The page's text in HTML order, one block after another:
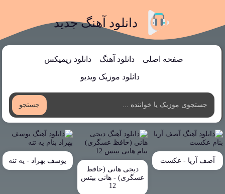
دانلود آهنگ جدید
صفحه اصلی دانلود آهنگ دانلود ریمیکس
دانلود موزیک ویدیو
جستجو
آصف آریا - عکست
دیجی هانی (حافظ
عسگری) - هانی بیتس
12
یوسف بهراد - یه تنه